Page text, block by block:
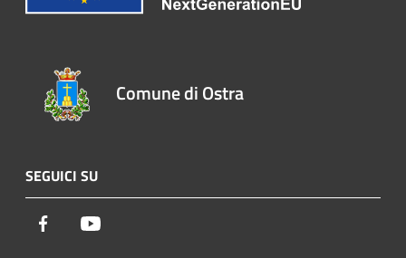
Comune di Ostra
SEGUICI SU
Facebook